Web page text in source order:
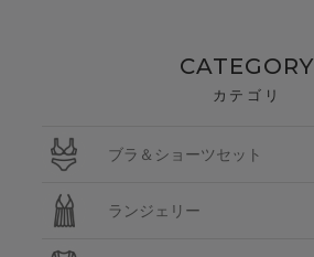
CATEGORY
カテゴリ
ブラ＆ショーツセット
ランジェリー